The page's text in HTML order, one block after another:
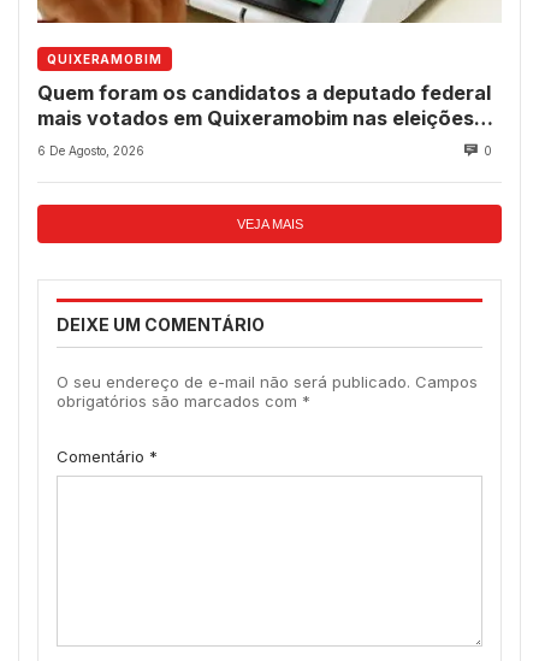
QUIXERAMOBIM
Quem foram os candidatos a deputado federal
mais votados em Quixeramobim nas eleições
de 2022?
6 De Agosto, 2026 0
VEJA MAIS
DEIXE UM COMENTÁRIO
O seu endereço de e-mail não será publicado. Campos
obrigatórios são marcados com *
Comentário *